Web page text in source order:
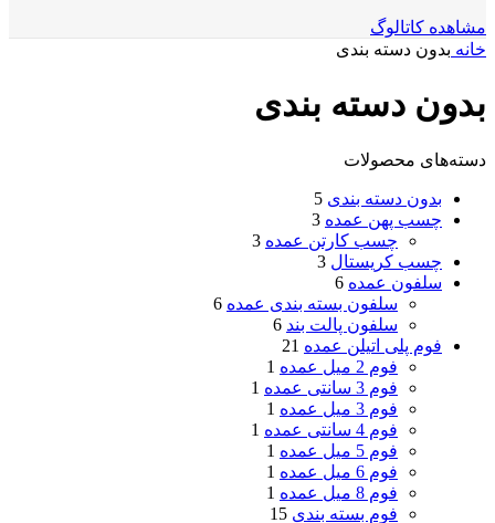
مشاهده کاتالوگ
خانه بدون دسته بندی
بدون دسته بندی
دسته‌های محصولات
بدون دسته بندی 5
چسب پهن عمده 3
چسب کارتن عمده 3
چسب کریستال 3
سلفون عمده 6
سلفون بسته بندی عمده 6
سلفون پالت بند 6
فوم پلی اتیلن عمده 21
فوم 2 میل عمده
1
فوم 3 سانتی عمده
1
فوم 3 میل عمده
1
فوم 4 سانتی عمده
1
فوم 5 میل عمده
1
فوم 6 میل عمده
1
فوم 8 میل عمده
1
فوم بسته بندی 15